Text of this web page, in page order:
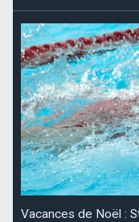
Vacances de Noël :